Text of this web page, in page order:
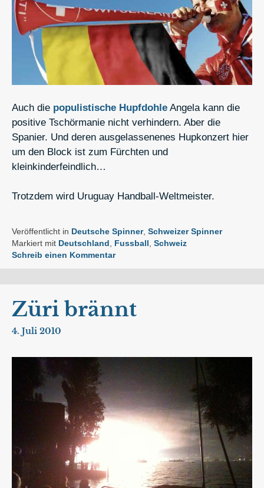
Auch die populistische Hupfdohle Angela kann die
positive Tschörmanie nicht verhindern. Aber die
Spanier. Und deren ausgelassenenes Hupkonzert hier
um den Block ist zum Fürchten und
kleinkinderfeindlich…
Trotzdem wird Uruguay Handball-Weltmeister.
Veröffentlicht in Deutsche Spinner, Schweizer Spinner
Markiert mit Deutschland Fussball Schweiz
Schreib einen Kommentar
Züri brännt
4. Juli 2010